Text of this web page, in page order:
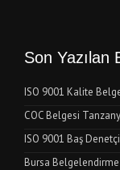
Son Yazılan
ISO 9001 Kalite
COC Belgesi
ISO 9001 Baş
Bursa Belgelendirme